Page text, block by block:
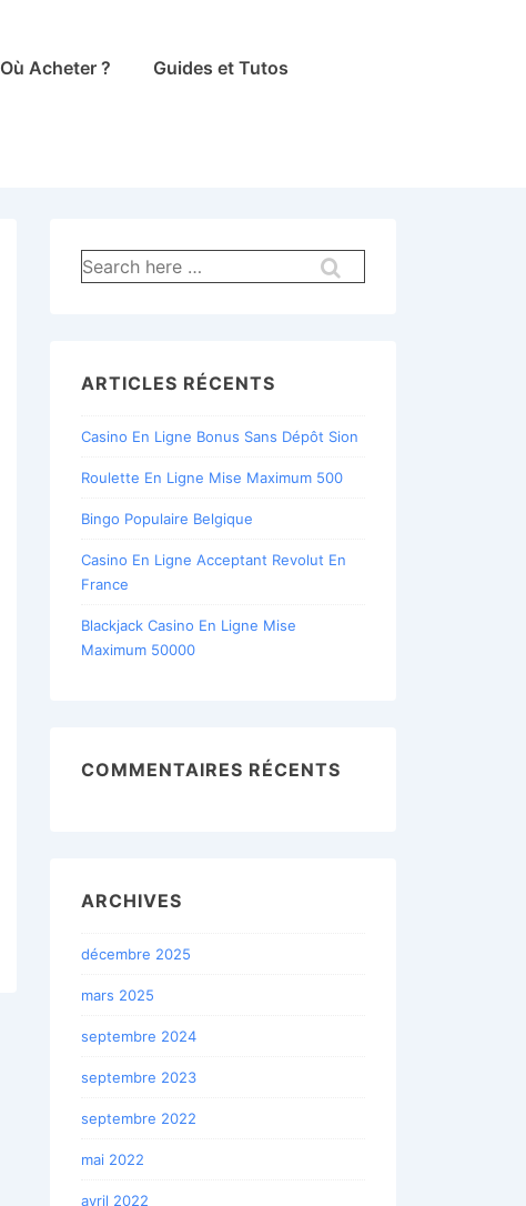
Où Acheter ? Guides et Tutos
Recherche
pour:
ARTICLES RÉCENTS
Casino En Ligne Bonus Sans Dépôt Sion
Roulette En Ligne Mise Maximum 500
Bingo Populaire Belgique
Casino En Ligne Acceptant Revolut En
France
Blackjack Casino En Ligne Mise
Maximum 50000
COMMENTAIRES RÉCENTS
ARCHIVES
décembre 2025
mars 2025
septembre 2024
septembre 2023
septembre 2022
mai 2022
avril 2022